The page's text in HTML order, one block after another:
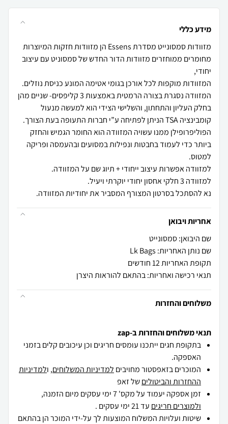
מידע כללי
מזוודות סמסונייט מסדרת Essens הן מזוודות חזקות המיוצרות
מחומרים ממוחזרים מזוודות הדור החדש של סמסוניט עם עיצוב
המזוודות מוקפות לכל אורכן בגומי אטימה המונע כניסת נוזלים.
המזוודה נסגרת בצורה הרמטית באמצעות 3 קליפסים- שניים מהן
בחלק העליון והתחתון, והשלישי הצידי הוא למעשה מנעול
הפוליפרופילן ממנו עשויה המזוודה הוא החומר הגמיש והחזק
ביותר כדי לעמוד בחבטות ונפילות במסועים ובהעמסה ופריקה
נא להסתכל בסרטון המצורף המסביר את יחודיות המזוודה.
אחריות ויבואן
שם היבואן: סמסונייט
שם נותן האחריות: Lk Bags
תקופת האחריות 12 חודשים
תנאי רכישה ואחריות: בהתאם להוראות היצרן
משלוחים והחזרות
תנאי משלוחים והחזרות ב-zap
בתקופת חגים ייתכנו עומסים חריגים וכן עיכובים קלים בזמני
האספקה.
המוכרים בזאפסטור מחויבים למדיניות המשלוחים, ולמדיניות
ההחזרות והביטוליםשל זאפ
זמן אספקה יעמוד על מקס' 7 ימי עסקים מיום הזמנה,
ולמוצרים חריגים עד 21 ימי עסקים .
שיטות ועלויות המשלוח המוצעות לך על-ידי המוכר הן בהתאם